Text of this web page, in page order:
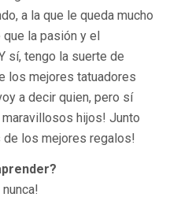
a la que le queda mucho
la pasión y el
sí, tengo la suerte de
los mejores tatuadores
a decir quien, pero sí
hijos! Junto
de los mejores regalos!